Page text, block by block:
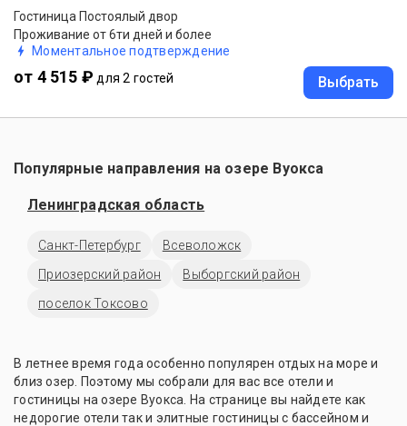
Гостиница Постоялый двор
Проживание от 6ти дней и более
Моментальное подтверждение
от 4 515 ₽ для 2 гостей Выбрать
Популярные направления на озере Вуокса
Ленинградская область
Санкт-Петербург
Всеволожск
Приозерский район
Выборгский район
поселок Токсово
В летнее время года особенно популярен отдых на море и
близ озер. Поэтому мы собрали для вас все отели и
гостиницы на озере Вуокса. На странице вы найдете как
недорогие отели так и элитные гостиницы с бассейном и